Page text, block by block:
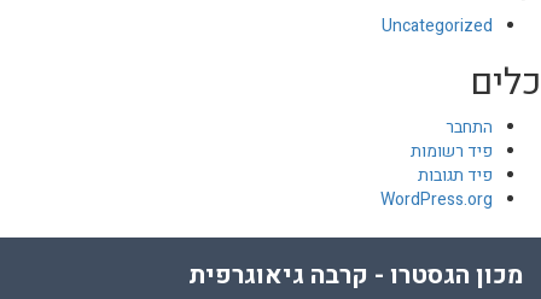
Uncategorized
כלים
התחבר
פיד רשומות
פיד תגובות
WordPress.org
מכון הגסטרו - קרבה גיאוגרפית